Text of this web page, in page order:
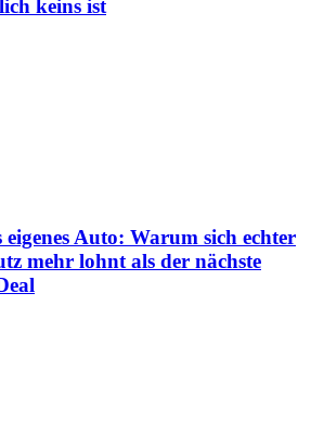
keins ist
eigenes Auto: Warum sich echter
mehr lohnt als der nächste